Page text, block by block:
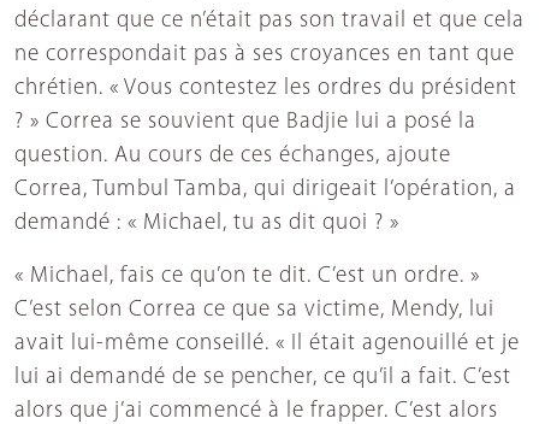
déclarant que ce n’était pas son travail et que cela
ne correspondait pas à ses croyances en tant que
chrétien. « Vous contestez les ordres du président
? » Correa se souvient que Badjie lui a posé la
question. Au cours de ces échanges, ajoute
Correa, Tumbul Tamba, qui dirigeait l’opération, a
demandé : « Michael, tu as dit quoi ? »
« Michael, fais ce qu’on te dit. C’est un ordre. »
C’est selon Correa ce que sa victime, Mendy, lui
avait lui-même conseillé. « Il était agenouillé et je
lui ai demandé de se pencher, ce qu’il a fait. C’est
alors que j’ai commencé à le frapper. C’est alors